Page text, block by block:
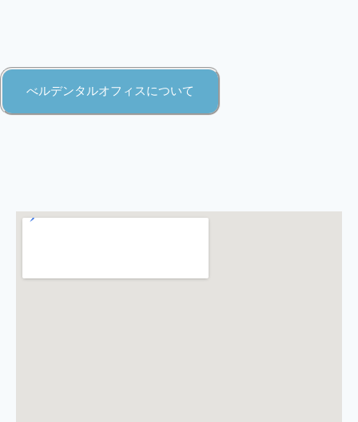
べルデンタルオフィスについて